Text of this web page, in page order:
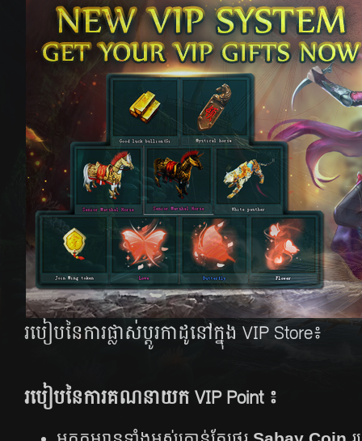
របៀប​នៃ​ការ​ផ្លាស់​ប្តូរ​កាដូ​នៅ​ក្នុង​ VIP​ Store៖
របៀប​នៃ​ការ​គណនាយក​ VIP Point ៖